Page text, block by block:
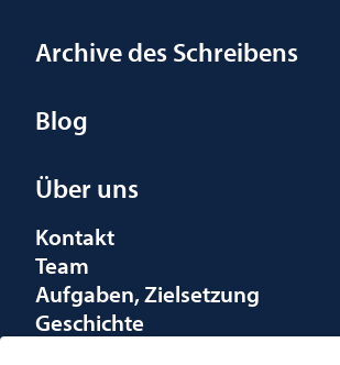
Archive des Schreibens
Blog
Über uns
Kontakt
Team
Aufgaben, Zielsetzung
Geschichte